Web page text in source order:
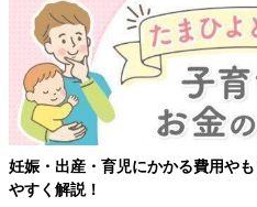
――子どもの発音が気になると
どんなことがありますか？
寺田 食事をしっかりよくかんで
は滑舌の発達に関係があります
メージがありますが、舌は歯の
にタイミングよくのどへ送り込む
妊娠・出産・育児にかかる費用や
やすく解説！